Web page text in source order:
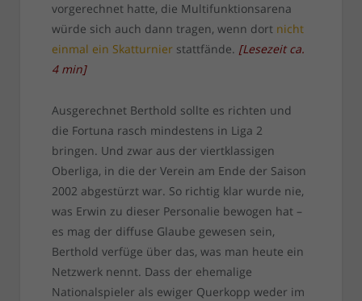
vorgerechnet hatte, die Multifunktionsarena
würde sich auch dann tragen, wenn dort nicht
einmal ein Skatturnierstattfände. [Lesezeit ca.
4 min]
Ausgerechnet Berthold sollte es richten und
die Fortuna rasch mindestens in Liga 2
bringen. Und zwar aus der viertklassigen
Oberliga, in die der Verein am Ende der Saison
2002 abgestürzt war. So richtig klar wurde nie,
was Erwin zu dieser Personalie bewogen hat –
es mag der diffuse Glaube gewesen sein,
Berthold verfüge über das, was man heute ein
Netzwerk nennt. Dass der ehemalige
Nationalspieler als ewiger Querkopp weder im